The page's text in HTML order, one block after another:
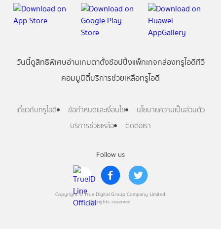
Follow us
Copyright © True Digital Group Company Limited.
All rights reserved
วันนี้ดูสิทธิพิเศษอ่านเกมตาตั้งช้อปปิ้งแพ็กเกจกล่องทรูไอดีทีวี
คอมมูนิตี้บริการช่วยเหลือทรูไอดี
เกี่ยวกับทรูไอดี ข้อกำหนดและเงื่อนไข
นโยบายความเป็นส่วนตัว
บริการช่วยเหลือ
ติดต่อเรา